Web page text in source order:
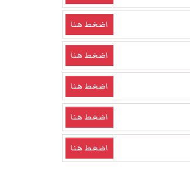
اضغط هنا
اضغط هنا
اضغط هنا
اضغط هنا
اضغط هنا